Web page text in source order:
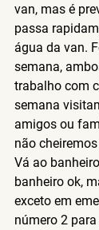
van, mas é
passa
água da van.
semana,
trabalho com
semana
amigos ou
não
Vá ao banheiro
banheiro ok,
exceto em
número 2